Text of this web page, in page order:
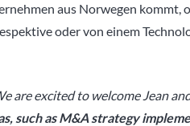
aus Norwegen kommt,
oder von einem
are excited to welcome Jean
such as M&A strategy